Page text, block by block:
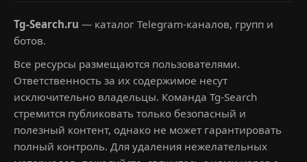
Tg-Search.ru — каталог Telegram-каналов, групп и
ботов.
Все ресурсы размещаются пользователями.
Ответственность за их содержимое несут
исключительно владельцы. Команда Tg-Search
стремится публиковать только безопасный и
полезный контент, однако не может гарантировать
полный контроль. Для удаления нежелательных